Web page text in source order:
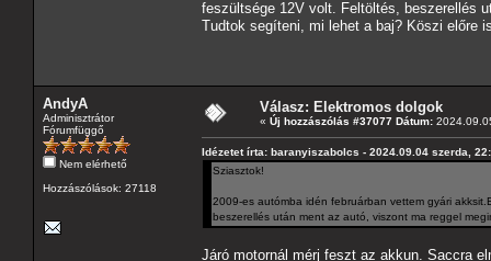
feszültsége 12V volt. Feltöltés, beszerellés
Tudtok segíteni, mi lehet a baj? Köszi előre
AndyA
Adminisztrátor
Fórumfüggő
Nem elérhető
Hozzászólások: 27118
Válasz: Elektromos dolgok
« Új hozzászólás #37077 Dátum:
Idézetet írta: baranyiszabolcs - 2024.09.04 szerda,
Sziasztok!
2009-es autómba idén februárban vettem gyári
beszerellés után ment az autó, viszont ma reggel
Járó motornál mérj feszt az akkun. Saccra